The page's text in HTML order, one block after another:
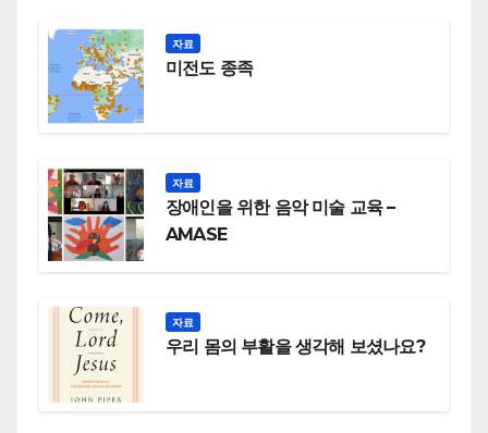
자료
미전도 종족
자료
장애인을 위한 음악 미술 교육 –
AMASE
자료
우리 몸의 부활을 생각해 보셨나요?